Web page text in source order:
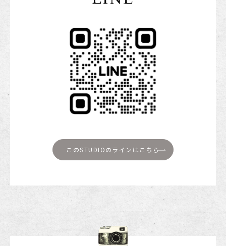
このSTUDIOの ラインはこちら